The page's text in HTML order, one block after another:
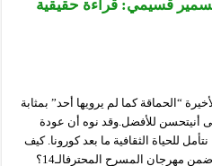
لسمير قسيمي: قراءة حقيقية
“الحماقة كما لم يرويها أحد” بمثابة
أنيتحسن للأفضل.وقد نوه أن عودة
للحياة الثقافية ما بعد كورونا. كيف
تجد مبادرة الرواية في ضيافة المسرح ضمن مهرجان المسرح المحترفالـ14؟